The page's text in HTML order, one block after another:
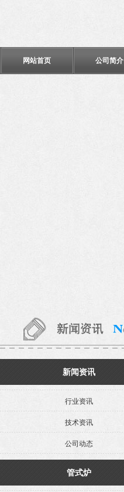
网站首页 公司简介
新闻资讯
行业资讯
技术资讯
公司动态
管式炉